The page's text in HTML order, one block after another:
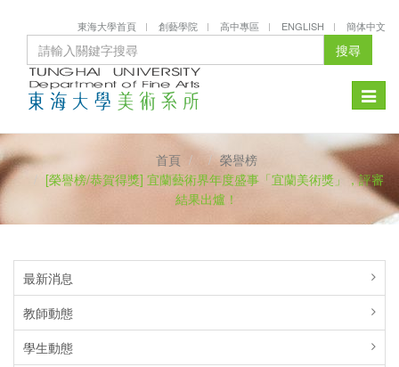
東海大學首頁 創藝學院 高中專區 ENGLISH 簡体中文
搜尋
Toggle
首頁
榮譽榜
[榮譽榜/恭賀得獎] 宜蘭藝術界年度盛事「宜蘭美術獎」，評審
結果出爐！
最新消息
教師動態
學生動態